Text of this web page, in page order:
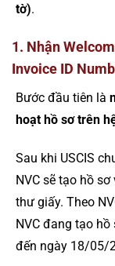
tờ).
1. Nhận
Invoice ID
Bước đầu tiên là
hoạt hồ sơ trên
Sau khi USCIS
NVC sẽ tạo hồ
thư giấy. Theo
NVC đang tạo hồ
đến ngày 18/05/